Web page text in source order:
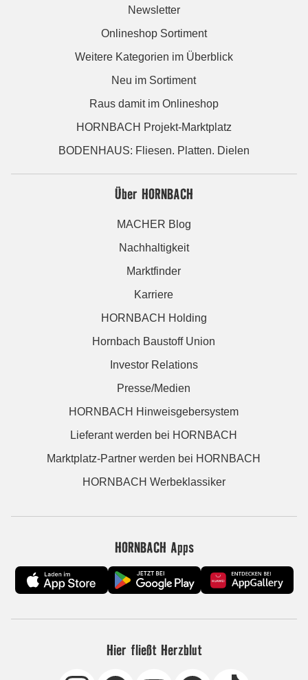
Newsletter
Onlineshop Sortiment
Weitere Kategorien im Überblick
Neu im Sortiment
Raus damit im Onlineshop
HORNBACH Projekt-Marktplatz
BODENHAUS: Fliesen. Platten. Dielen
Über HORNBACH
MACHER Blog
Nachhaltigkeit
Marktfinder
Karriere
HORNBACH Holding
Hornbach Baustoff Union
Investor Relations
Presse/Medien
HORNBACH Hinweisgebersystem
Lieferant werden bei HORNBACH
Marktplatz-Partner werden bei HORNBACH
HORNBACH Werbeklassiker
HORNBACH Apps
Hier fließt Herzblut